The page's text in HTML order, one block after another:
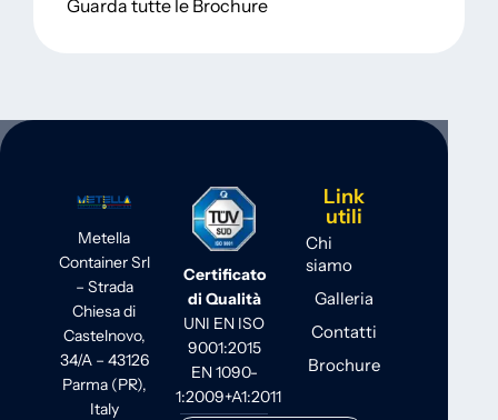
Guarda tutte le Brochure
Metella
Container Srl
– Strada
Chiesa di
Castelnovo,
34/A – 43126
Parma (PR),
Italy
Certificato
di Qualità
UNI EN ISO
9001:2015
EN 1090-
1:2009+A1:2011
Link
utili
Chi
siamo
Galleria
Contatti
Brochure